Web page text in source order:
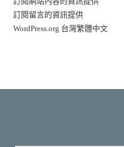
訂閱留言的資訊提供
WordPress.org 台灣繁體中文